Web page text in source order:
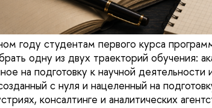
году студентам первого курса
одну из двух траекторий обучения:
на подготовку к научной
с нуля и нацеленный на
консалтинге и аналитических